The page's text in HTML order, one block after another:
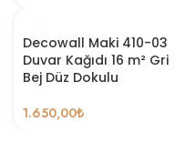
Decowall Maki 410-03
Duvar Kağıdı 16 m² Gri
Bej Düz Dokulu
1.650,00₺